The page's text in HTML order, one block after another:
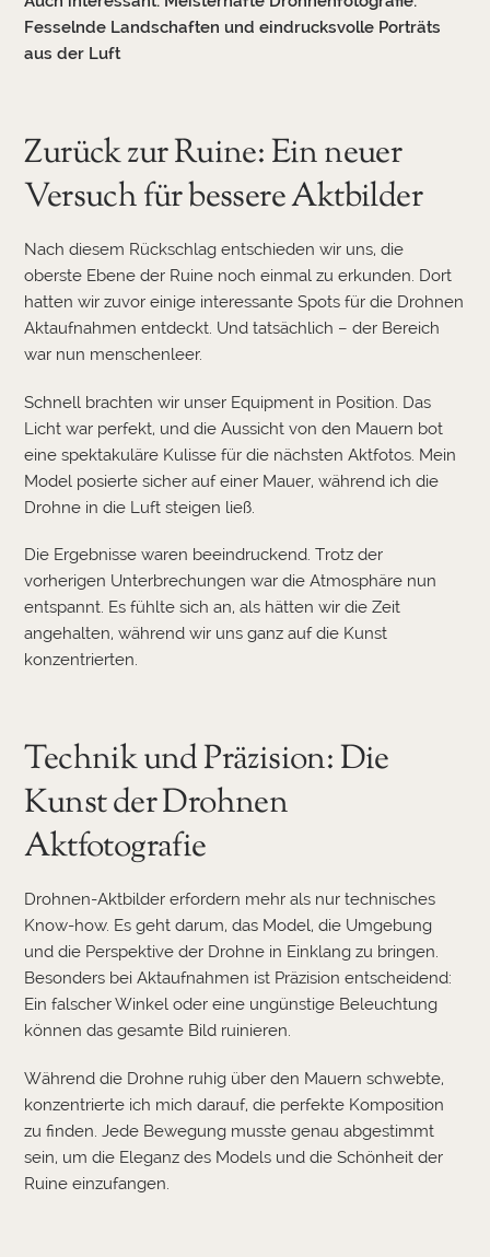
Fesselnde Landschaften und eindrucksvolle Porträts
aus der Luft
Zurück zur Ruine: Ein neuer
Versuch für bessere Aktbilder
Nach diesem Rückschlag entschieden wir uns, die
oberste Ebene der Ruine noch einmal zu erkunden. Dort
hatten wir zuvor einige interessante Spots für die Drohnen
Aktaufnahmen entdeckt. Und tatsächlich – der Bereich
war nun menschenleer.
Schnell brachten wir unser Equipment in Position. Das
Licht war perfekt, und die Aussicht von den Mauern bot
eine spektakuläre Kulisse für die nächsten Aktfotos. Mein
Model posierte sicher auf einer Mauer, während ich die
Drohne in die Luft steigen ließ.
Die Ergebnisse waren beeindruckend. Trotz der
vorherigen Unterbrechungen war die Atmosphäre nun
entspannt. Es fühlte sich an, als hätten wir die Zeit
angehalten, während wir uns ganz auf die Kunst
konzentrierten.
Technik und Präzision: Die
Kunst der Drohnen
Aktfotografie
Drohnen-Aktbilder erfordern mehr als nur technisches
Know-how. Es geht darum, das Model, die Umgebung
und die Perspektive der Drohne in Einklang zu bringen.
Besonders bei Aktaufnahmen ist Präzision entscheidend:
Ein falscher Winkel oder eine ungünstige Beleuchtung
können das gesamte Bild ruinieren.
Während die Drohne ruhig über den Mauern schwebte,
konzentrierte ich mich darauf, die perfekte Komposition
zu finden. Jede Bewegung musste genau abgestimmt
sein, um die Eleganz des Models und die Schönheit der
Ruine einzufangen.